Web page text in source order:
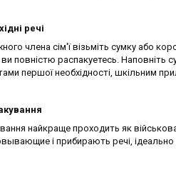
речі
члена сім'ї візьміть сумку або
ви повністю распакуетесь. Наповніть
першої необхідності, шкільним
найкраще проходить як
і прибирають речі, ідеально